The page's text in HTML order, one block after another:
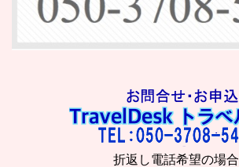
折返し電話希望の場合